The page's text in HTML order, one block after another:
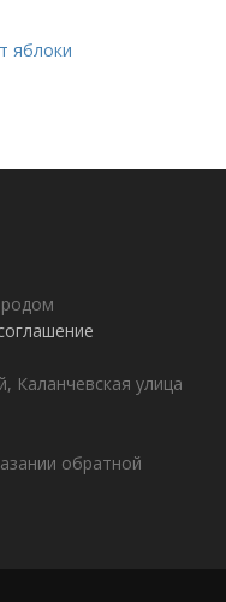
яблоки
Каланчевская улица
обратной